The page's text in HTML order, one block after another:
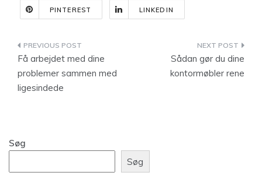
PINTEREST LINKEDIN
Indlægsnavigation
Få arbejdet med dine
problemer sammen med
ligesindede
Sådan gør du dine
kontormøbler rene
Søg
Søg